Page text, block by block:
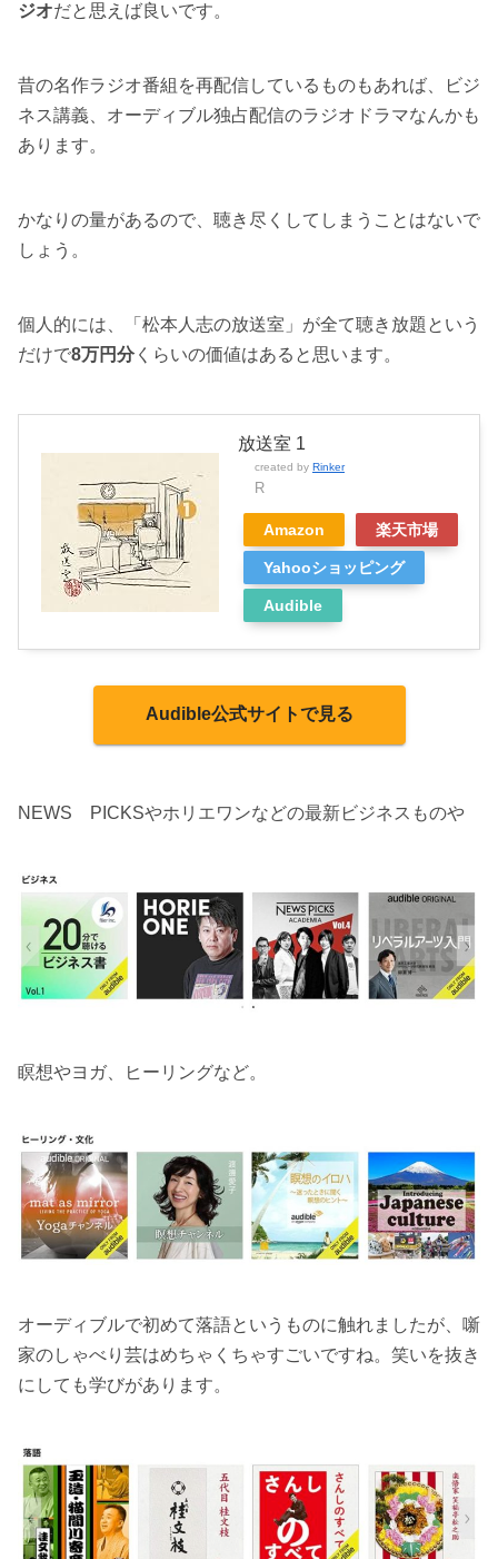
ジオだと思えば良いです。
昔の名作ラジオ番組を再配信しているものもあれば、ビジ
ネス講義、オーディブル独占配信のラジオドラマなんかも
あります。
かなりの量があるので、聴き尽くしてしまうことはないで
しょう。
個人的には、「松本人志の放送室」が全て聴き放題という
だけで8万円分くらいの価値はあると思います。
放送室 1
created by Rinker
R
Amazon 楽天市場
Yahooショッピング
Audible
Audible公式サイトで見る
NEWS PICKSやホリエワンなどの最新ビジネスものや
瞑想やヨガ、ヒーリングなど。
オーディブルで初めて落語というものに触れましたが、噺
家のしゃべり芸はめちゃくちゃすごいですね。笑いを抜き
にしても学びがあります。